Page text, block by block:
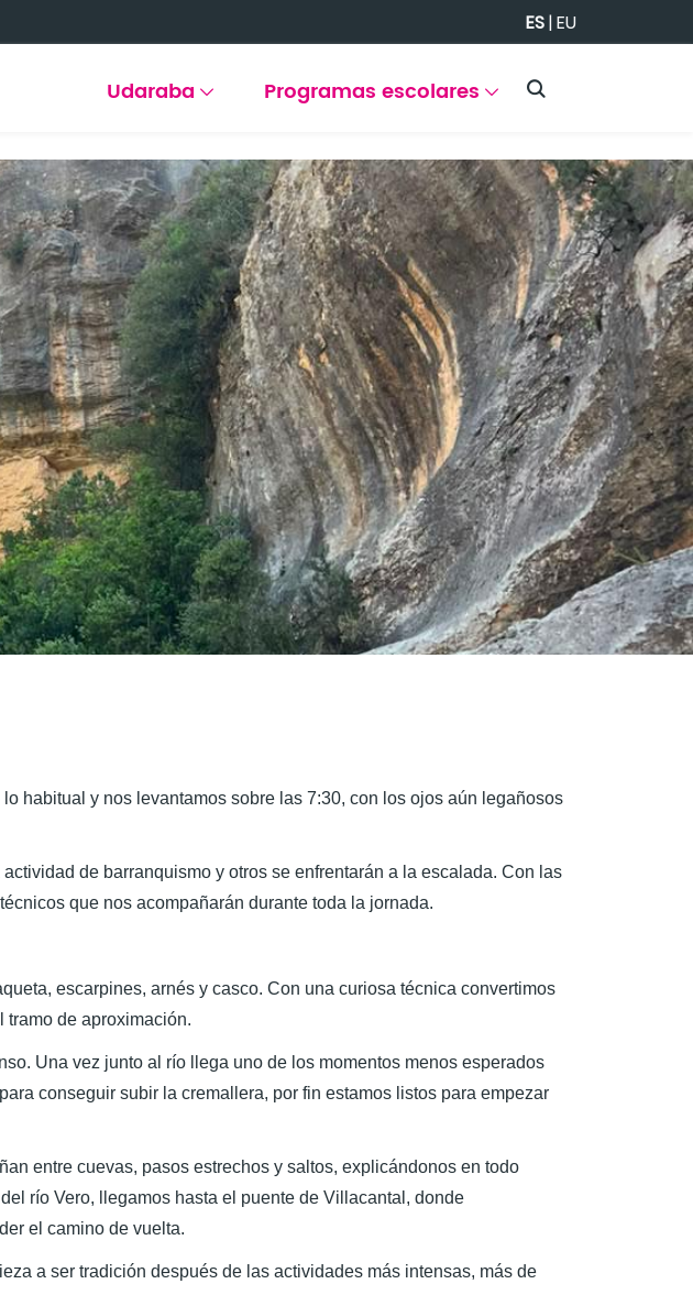
ES|EU
Udaraba Programas escolares
habitual y nos levantamos sobre las 7:30, con los ojos aún legañosos
de barranquismo y otros se enfrentarán a la escalada. Con las
que nos acompañarán durante toda la jornada.
escarpines, arnés y casco. Con una curiosa técnica convertimos
tramo de aproximación.
Una vez junto al río llega uno de los momentos menos esperados
conseguir subir la cremallera, por fin estamos listos para empezar
entre cuevas, pasos estrechos y saltos, explicándonos en todo
río Vero, llegamos hasta el puente de Villacantal, donde
el camino de vuelta.
a ser tradición después de las actividades más intensas, más de